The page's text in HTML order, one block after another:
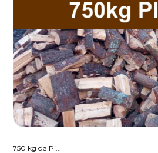
750 kg de Pi...